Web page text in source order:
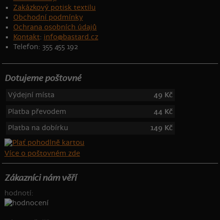
Zakázkový potisk textilu
Obchodní podmínky
Ochrana osobních údajů
Kontakt: info@bastard.cz
Telefon: 355 455 192
Dotujeme poštovné
Výdejní místa
49 Kč
Platba převodem
44 Kč
Platba na dobírku
149 Kč
Více o poštovném zde
Zákazníci nám věří
hodnotí: